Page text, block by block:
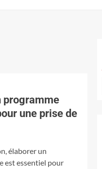
programme
une prise de
élaborer un
est essentiel pour